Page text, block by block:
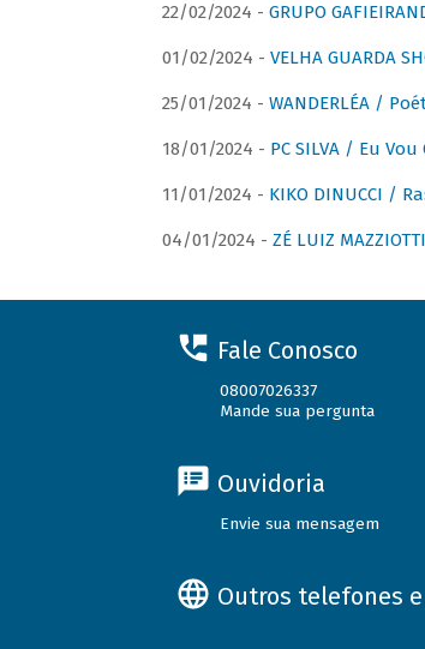
22/02/2024 - GRUPO
01/02/2024 - VELHA GUARDA
25/01/2024 - WANDERLÉA /
18/01/2024 - PC SILVA / Eu
11/01/2024 - KIKO DINUCCI /
04/01/2024 - ZÉ LUIZ
Fale Conosco
08007026337
Mande sua pergunta
Ouvidoria
Envie sua mensagem
Outros telefones